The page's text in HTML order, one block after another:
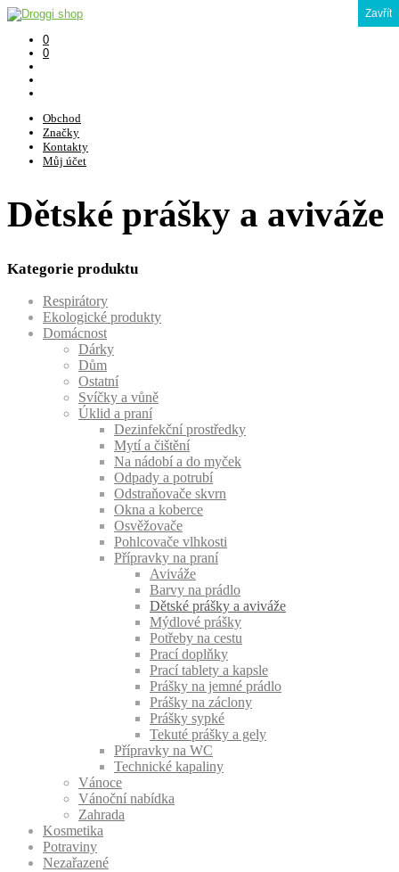
0
0
Obchod
Značky
Kontakty
Můj účet
Dětské prášky a aviváže
Kategorie produktu
Respirátory
Ekologické produkty
Domácnost
Dárky
Dům
Ostatní
Svíčky a vůně
Úklid a praní
Dezinfekční prostředky
Mytí a čištění
Na nádobí a do myček
Odpady a potrubí
Odstraňovače skvrn
Okna a koberce
Osvěžovače
Pohlcovače vlhkosti
Přípravky na praní
Aviváže
Barvy na prádlo
Dětské prášky a aviváže
Mýdlové prášky
Potřeby na cestu
Prací doplňky
Prací tablety a kapsle
Prášky na jemné prádlo
Prášky na záclony
Prášky sypké
Tekuté prášky a gely
Přípravky na WC
Technické kapaliny
Vánoce
Vánoční nabídka
Zahrada
Kosmetika
Potraviny
Nezařazené
Zavřít